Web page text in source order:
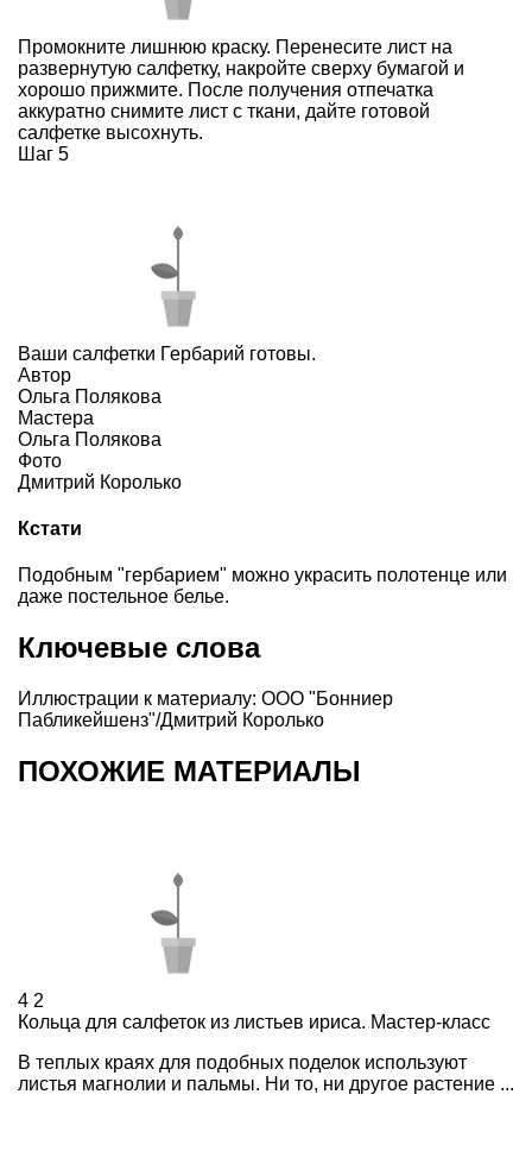
Промокните лишнюю краску. Перенесите лист на
развернутую салфетку, накройте сверху бумагой и
хорошо прижмите. После получения отпечатка
аккуратно снимите лист с ткани, дайте готовой
салфетке высохнуть.
Шаг 5
Ваши салфетки Гербарий готовы.
Автор
Ольга Полякова
Мастера
Ольга Полякова
Фото
Дмитрий Королько
Кстати
Подобным "гербарием" можно украсить полотенце или
даже постельное белье.
Ключевые слова
Иллюстрации к материалу: ООО "Бонниер
Пабликейшенз"/Дмитрий Королько
ПОХОЖИЕ МАТЕРИАЛЫ
4 2
Кольца для салфеток из листьев ириса. Мастер-класс
В теплых краях для подобных поделок используют
листья магнолии и пальмы. Ни то, ни другое растение ...